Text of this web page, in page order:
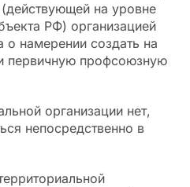
на уровне
РФ) организацией
намерении создать на
первичную профсоюзную
организации нет,
непосредственно в